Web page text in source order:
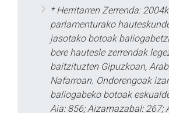
* Herritarren Zerrenda:
parlamenturako
jasotako botoak
bere hautesle zerrendak
baitzituzten Gipuzkoan,
Nafarroan. Ondorengoak
baliogabeko botoak
Aia: 856; Aizarnazabal: 267;